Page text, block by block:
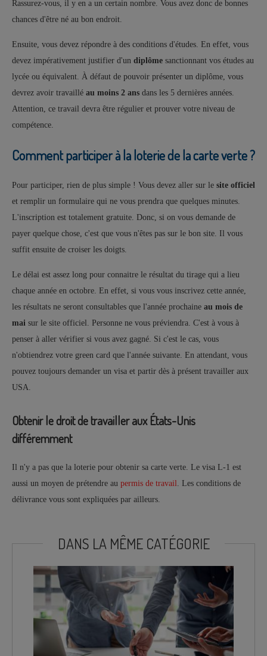
Rassurez-vous, il y en a un certain nombre. Vous avez donc de bonnes
chances d'être né au bon endroit.
Ensuite, vous devez répondre à des conditions d'études. En effet, vous
devez impérativement justifier d'un diplôme sanctionnant vos études au
lycée ou équivalent. À défaut de pouvoir présenter un diplôme, vous
devrez avoir travaillé au moins 2 ans dans les 5 dernières années.
Attention, ce travail devra être régulier et prouver votre niveau de
compétence.
Comment participer à la loterie de la carte verte ?
Pour participer, rien de plus simple ! Vous devez aller sur le site officiel
et remplir un formulaire qui ne vous prendra que quelques minutes.
L'inscription est totalement gratuite. Donc, si on vous demande de
payer quelque chose, c'est que vous n'êtes pas sur le bon site. Il vous
suffit ensuite de croiser les doigts.
Le délai est assez long pour connaitre le résultat du tirage qui a lieu
chaque année en octobre. En effet, si vous vous inscrivez cette année,
les résultats ne seront consultables que l'année prochaine au mois de
mai sur le site officiel. Personne ne vous préviendra. C'est à vous à
penser à aller vérifier si vous avez gagné. Si c'est le cas, vous
n'obtiendrez votre green card que l'année suivante. En attendant, vous
pouvez toujours demander un visa et partir dès à présent travailler aux
USA.
Obtenir le droit de travailler aux États-Unis
différemment
Il n'y a pas que la loterie pour obtenir sa carte verte. Le visa L-1 est
aussi un moyen de prétendre au permis de travail . Les conditions de
délivrance vous sont expliquées par ailleurs.
DANS LA MÊME CATÉGORIE